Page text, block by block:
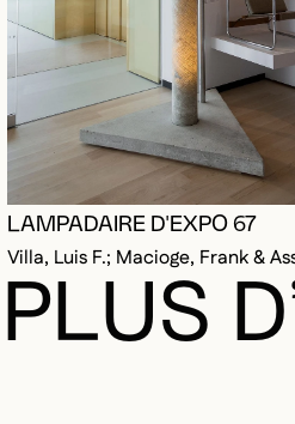
LAMPADAIRE D'EXPO 67
Villa, Luis F.; Macioge, Frank &
PLUS